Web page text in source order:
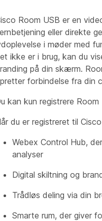
Room USB er en
eller direkte
i møder med
ikke er i brug, kan du
på din skærm.
forbindelse fra din
kan kun registrere
du er registreret til
Webex Control Hub,
analyser
Digital skiltning og
Trådløs deling via din
Smarte rum, der giver